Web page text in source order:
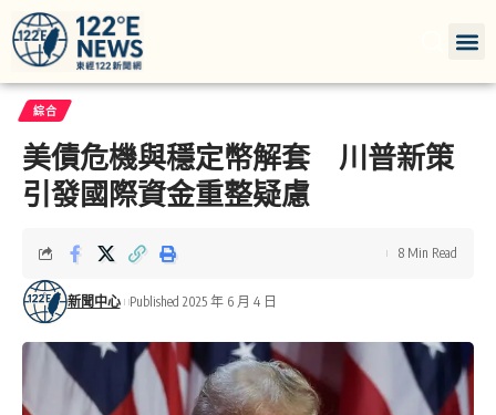
綜合
美債危機與穩定幣解套 川普新策
引發國際資金重整疑慮
新聞中心 Published 2025 年 6 月 4 日
8 Min Read